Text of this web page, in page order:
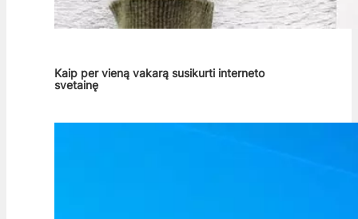
Kaip per vieną vakarą susikurti interneto
svetainę